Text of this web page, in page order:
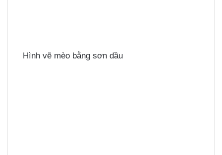
Hình vẽ mèo bằng sơn dầu